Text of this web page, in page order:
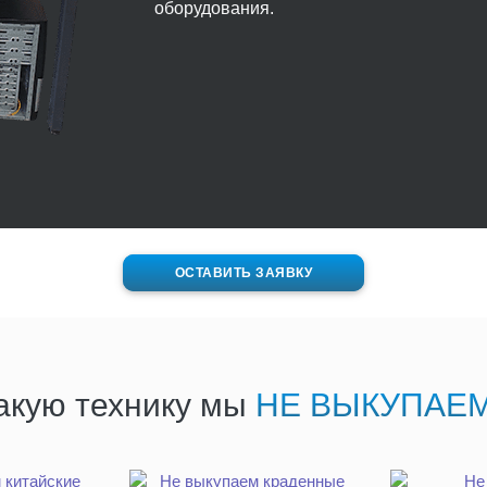
оборудования.
ОСТАВИТЬ ЗАЯВКУ
технику мы НЕ